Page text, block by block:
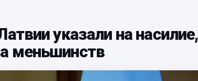
указали на насилие,
меньшинств